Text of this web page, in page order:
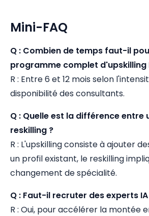
Mini-FAQ
Q : Combien de temps faut-il
programme complet d'upskilling
R : Entre 6 et 12 mois selon
disponibilité des consultants.
Q : Quelle est la différence entre
reskilling ?
R : L'upskilling consiste à ajouter
un profil existant, le reskilling
changement de spécialité.
Q : Faut-il recruter des experts
R : Oui, pour accélérer la montée